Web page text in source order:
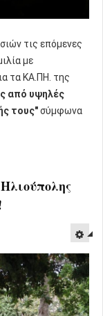
τις επόμενες
με
τα ΚΑ.ΠΗ. της
από υψηλές
τους"σύμφωνα